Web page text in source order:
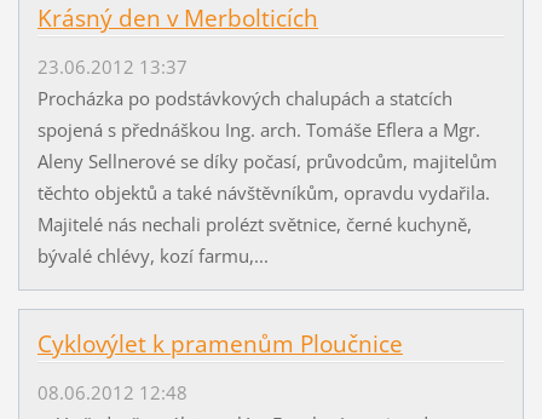
Krásný den v Merbolticích
23.06.2012 13:37
Procházka po podstávkových chalupách a statcích
spojená s přednáškou Ing. arch. Tomáše Eflera a Mgr.
Aleny Sellnerové se díky počasí, průvodcům, majitelům
těchto objektů a také návštěvníkům, opravdu vydařila.
Majitelé nás nechali prolézt světnice, černé kuchyně,
bývalé chlévy, kozí farmu,...
Cyklovýlet k pramenům Ploučnice
08.06.2012 12:48